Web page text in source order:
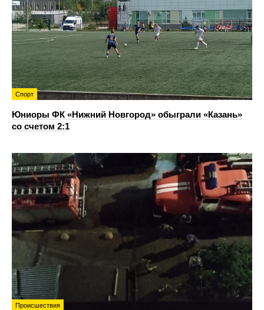
Спорт
Юниоры ФК «Нижний Новгород» обыграли «Казань»
со счетом 2:1
Происшествия